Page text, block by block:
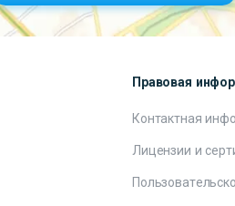
Правовая
Контактная
Лицензии и